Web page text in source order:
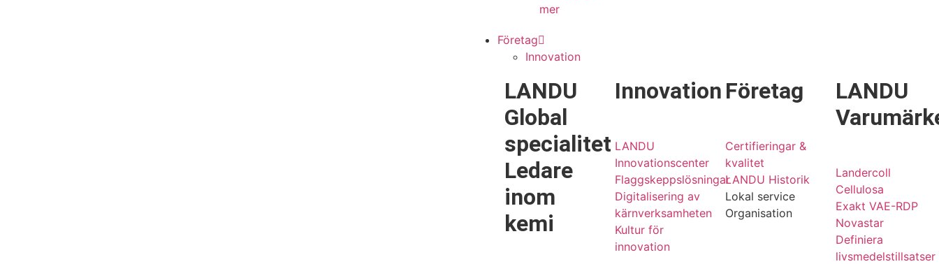
mer
Företag
Innovation
LANDU
Global
specialitet
Ledare
inom
kemi
Innovation
LANDU
Innovationscenter
Flaggskeppslösningar
Digitalisering av
kärnverksamheten
Kultur för
innovation
Företag
Certifieringar &
kvalitet
LANDU Historik
Lokal service
Organisation
LANDU
Landercoll
Cellulosa
Exakt VAE-RDP
Novastar
Definiera
livsmedelstillsatser